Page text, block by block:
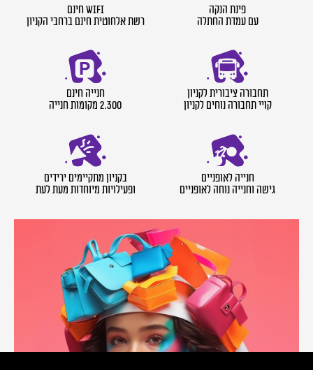
פינת הנקה
עם עמדת החתלה
wifi חינם
רשת אלחוטית חינם ברחבי הקניון
תחבורה ציבורית לקניון
קויי תחבורה נוחים לקניון
חנייה חינם
2.300 מקומות חנייה
חנייה לאופניים
גישה וחנייה נוחה לאופניים
בקניון מתקיימים ירידים
ופעילויות מיוחדות מעת לעת